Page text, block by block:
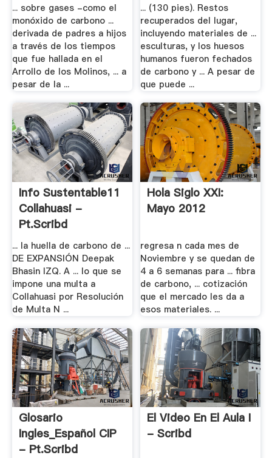
... sobre gases -como el
monóxido de carbono ...
derivada de padres a hijos
a través de los tiempos
que fue hallada en el
Arrollo de los Molinos, ... a
pesar de la ...
... (130 pies). Restos
recuperados del lugar,
incluyendo materiales de ...
esculturas, y los huesos
humanos fueron fechados
de carbono y ... A pesar de
que puede ...
Info Sustentable11
Collahuasi -
Pt.scribd
... la huella de carbono de ...
DE EXPANSIÓN Deepak
Bhasin IZQ. A ... lo que se
impone una multa a
Collahuasi por Resolución
de Multa N ...
Hola Siglo XXI:
Mayo 2012
regresa n cada mes de
Noviembre y se quedan de
4 a 6 semanas para ... fibra
de carbono, ... cotización
que el mercado les da a
esos materiales. ...
Glosario
Ingles_Español CIP
- Pt.scribd
El Video En El Aula I
- Scribd